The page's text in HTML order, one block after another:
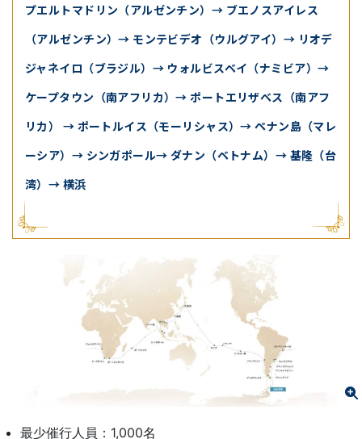
プエルトマドリン（アルゼンチン）→ ブエノスアイレス
（アルゼンチン）→ モンテビデオ（ウルグアイ）→ リオデ
ジャネイロ（ブラジル）→ ウォルビスベイ（ナミビア）→
ケープタウン（南アフリカ）→ ポートエリザベス（南アフ
リカ） → ポートルイス（モーリシャス）→ ペナン島（マレ
ーシア）→ シンガポール→ ダナン（ベトナム）→ 基隆（台
湾）→ 横浜
最少催行人員：1,000名